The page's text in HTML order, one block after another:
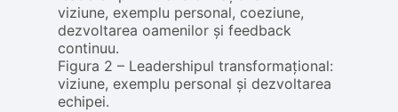
Figura 2 – Leadershipul transformațional:
viziune, exemplu personal și dezvoltarea
echipei.